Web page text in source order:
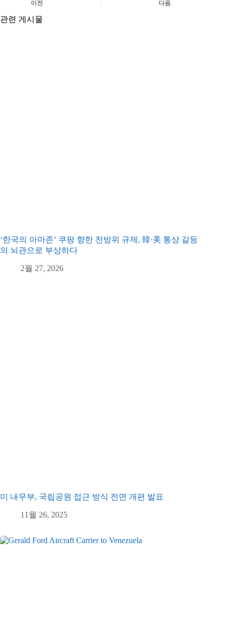
이전 다음
관련 게시물
‘한국의 아마존’ 쿠팡 향한 전방위 규제, 韓·美 통상 갈등
의 뇌관으로 부상하다
2월 27, 2026
미 내무부, 국립공원 접근 방식 전면 개편 발표
11월 26, 2025